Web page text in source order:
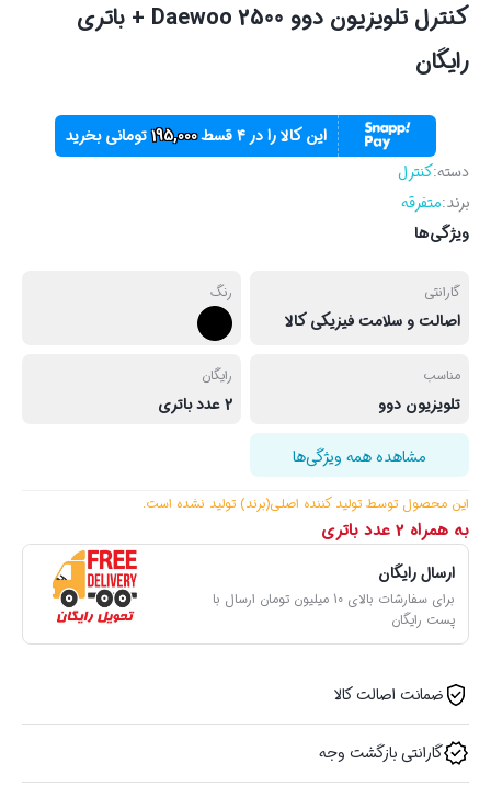
کنترل تلویزیون دوو Daewoo 2500 + باتری
رایگان
این کالا را در ۴ قسط 195,000تومانی بخرید
دسته:کنترل
برند:متفرقه
ویژگی‌ها
گارانتی
اصالت و سلامت فیزیکی کالا
رنگ
مناسب
تلویزیون دوو
رایگان
2 عدد باتری
مشاهده همه ویژگی‌ها
این محصول توسط تولید کننده اصلی(برند) تولید نشده ‌است.
به همراه 2 عدد باتری
ارسال رایگان
برای سفارشات بالای 10 میلیون تومان ارسال با
پست رایگان
ضمانت اصالت کالا
گارانتی بازگشت وجه